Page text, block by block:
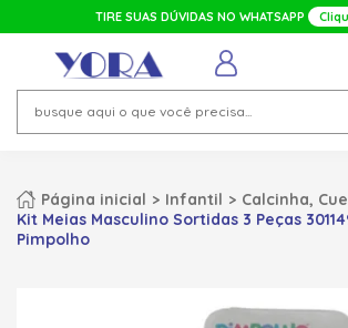
TIRE SUAS DÚVIDAS NO WHATSAPP
Página inicial Infantil
Calcinha,
Kit Meias Masculino Sortidas 3 Peças
Pimpolho